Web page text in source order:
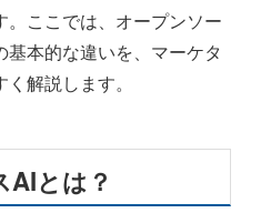
。ここでは、オープンソー
本的な違いを、マーケタ
解説します。
AIとは？